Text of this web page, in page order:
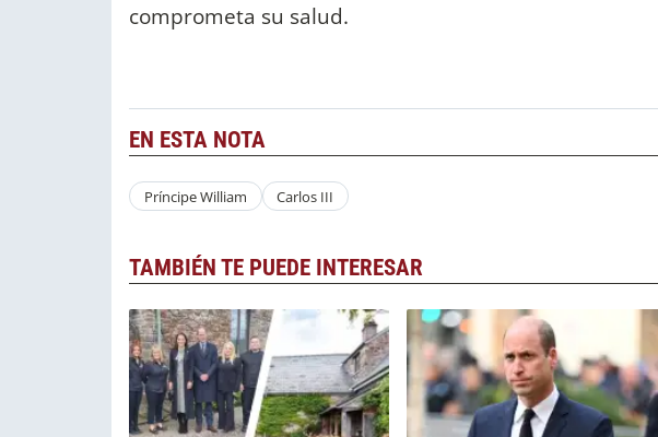
comprometa su salud.
EN ESTA NOTA
Príncipe William Carlos III
TAMBIÉN TE PUEDE INTERESAR